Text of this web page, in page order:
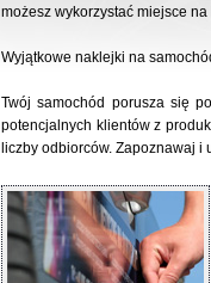
możesz wykorzystać miejsce
Wyjątkowe naklejki na
Twój samochód porusza się
potencjalnych klientów z
liczby odbiorców. Zapoznawaj